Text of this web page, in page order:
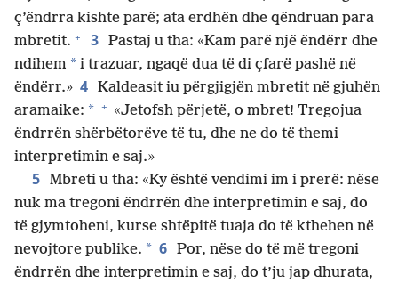
ç’ëndrra kishte parë; ata erdhën dhe qëndruan para
mbretit. + 3 Pastaj u tha: «Kam parë një ëndërr dhe
ndihem * i trazuar, ngaqë dua të di çfarë pashë në
ëndërr.» 4 Kaldeasit iu përgjigjën mbretit në gjuhën
aramaike: * + «Jetofsh përjetë, o mbret! Tregojua
ëndrrën shërbëtorëve të tu, dhe ne do të themi
interpretimin e saj.»
5 Mbreti u tha: «Ky është vendimi im i prerë: nëse
nuk ma tregoni ëndrrën dhe interpretimin e saj, do
të gjymtoheni, kurse shtëpitë tuaja do të kthehen në
nevojtore publike. * 6 Por, nëse do të më tregoni
ëndrrën dhe interpretimin e saj, do t’ju jap dhurata,